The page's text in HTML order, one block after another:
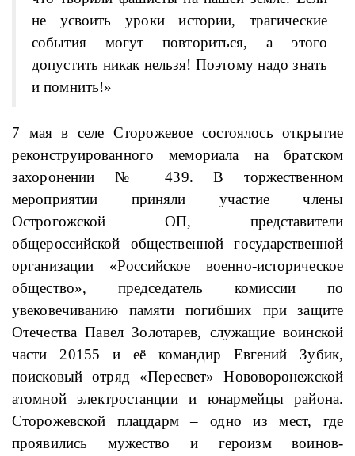
не усвоить уроки истории, трагические
события могут повториться, а этого
допустить никак нельзя! Поэтому надо знать
и помнить!»
7 мая в селе Сторожевое состоялось открытие
реконструированного мемориала на братском
захоронении № 439. В торжественном
мероприятии приняли участие члены
Острогожской ОП, представители
общероссийской общественной государственной
организации «Российское военно-историческое
общество», председатель комиссии по
увековечиванию памяти погибших при защите
Отечества Павел Золотарев, служащие воинской
части 20155 и её командир Евгений Зубик,
поисковый отряд «Пересвет» Нововоронежской
атомной электростанции и юнармейцы района.
Сторожевской плацдарм – одно из мест, где
проявились мужество и героизм воинов-